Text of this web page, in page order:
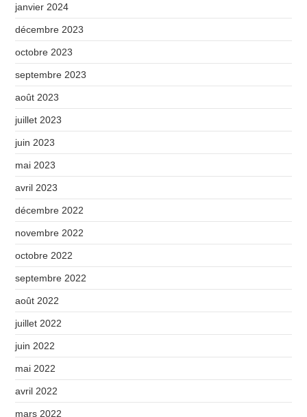
janvier 2024
décembre 2023
octobre 2023
septembre 2023
août 2023
juillet 2023
juin 2023
mai 2023
avril 2023
décembre 2022
novembre 2022
octobre 2022
septembre 2022
août 2022
juillet 2022
juin 2022
mai 2022
avril 2022
mars 2022